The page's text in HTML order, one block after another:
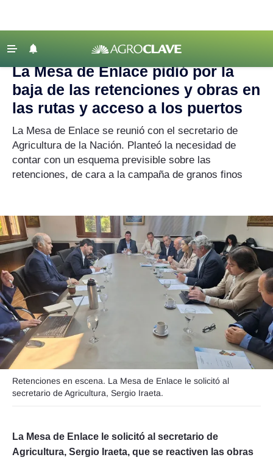
Agricultura
Ganadería
Lechería
Tecnología
Maquinaria agrícola
Clima
Agronegocios
Mercados
Seguinos
‹ VOLVER
Agroclave Actualidad | retenciones
La Mesa de Enlace pidió por la
baja de las retenciones y obras en
las rutas y acceso a los puertos
La Mesa de Enlace se reunió con el secretario de
Agricultura de la Nación. Planteó la necesidad de
contar con un esquema previsible sobre las
retenciones, de cara a la campaña de granos finos
Retenciones en escena. La Mesa de Enlace le solicitó al
secretario de Agricultura, Sergio Iraeta.
La Mesa de Enlace le solicitó al secretario de
Agricultura, Sergio Iraeta, que se reactiven las obras